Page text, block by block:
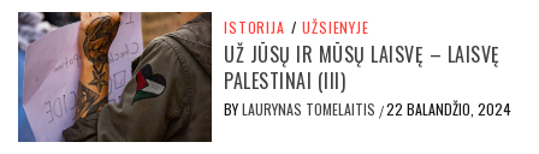
ISTORIJA / UŽSIENYJE
UŽ JŪSŲ IR MŪSŲ LAISVĘ – LAISVĘ
PALESTINAI (III)
BYLAURYNAS TOMELAITIS /22 BALANDŽIO, 2024